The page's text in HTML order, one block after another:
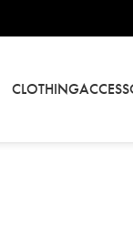
CLOTHING